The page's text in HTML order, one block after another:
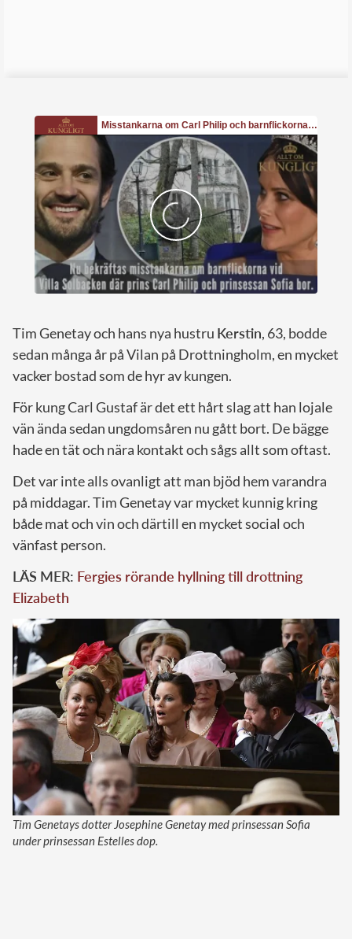
Tim Genetay och hans nya hustru Kerstin, 63, bodde
sedan många år på Vilan på Drottningholm, en mycket
vacker bostad som de hyr av kungen.
För kung Carl Gustaf är det ett hårt slag att han lojale
vän ända sedan ungdomsåren nu gått bort. De bägge
hade en tät och nära kontakt och sågs allt som oftast.
Det var inte alls ovanligt att man bjöd hem varandra
på middagar. Tim Genetay var mycket kunnig kring
både mat och vin och därtill en mycket social och
vänfast person.
LÄS MER: Fergies rörande hyllning till drottning
Elizabeth
Tim Genetays dotter Josephine Genetay med prinsessan Sofia
under prinsessan Estelles dop.